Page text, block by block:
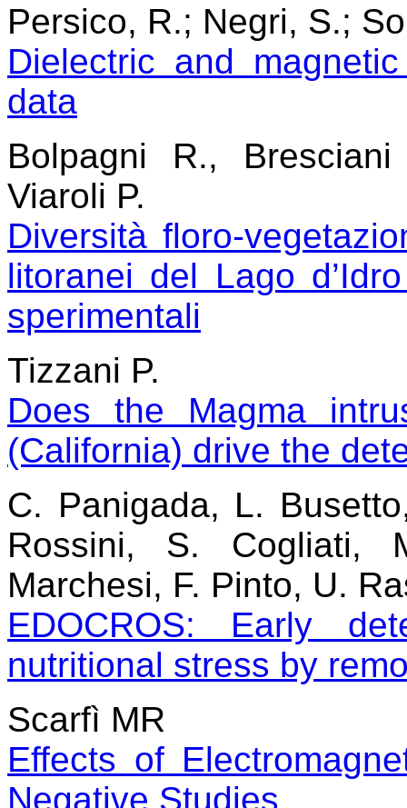
Persico, R.; Negri, S.;
Dielectric and
data
Bolpagni R.,
Viaroli P.
Diversità floro-
litoranei del Lago
sperimentali
Tizzani P.
Does the Magma
(California) drive the
C. Panigada, L.
Rossini, S. Cogliati,
Marchesi, F. Pinto, U.
EDOCROS: Early
nutritional stress by
Scarfì MR
Effects of
Negative Studies.